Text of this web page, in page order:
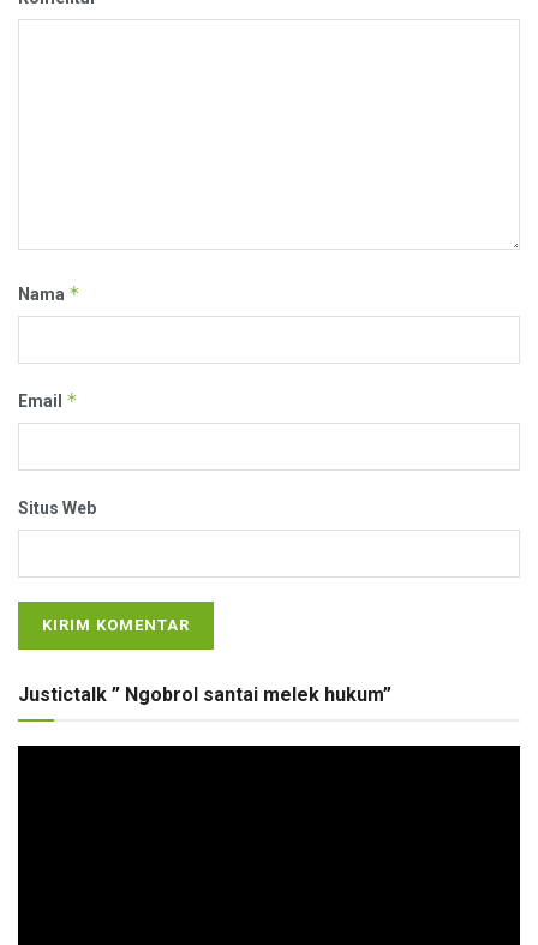
Nama *
Email *
Situs Web
Justictalk ” Ngobrol santai melek hukum”